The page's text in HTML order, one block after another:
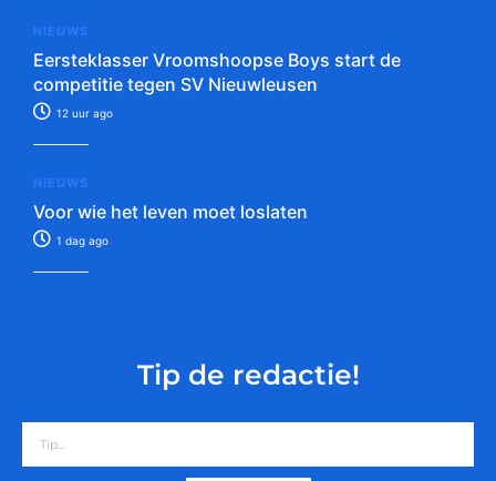
NIEUWS
Eersteklasser Vroomshoopse Boys start de
competitie tegen SV Nieuwleusen
12 uur ago
NIEUWS
Voor wie het leven moet loslaten
1 dag ago
Tip de redactie!